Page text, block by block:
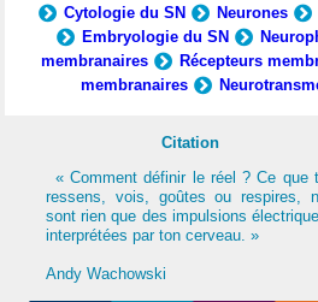
Cytologie du SN
Neurones
Embryologie du SN
membranaires
Récepteurs
membranaires
Citation
« Comment définir le réel ? Ce que
ressens, vois, goûtes ou respires,
sont rien que des impulsions
interprétées par ton cerveau. »
Andy Wachowski